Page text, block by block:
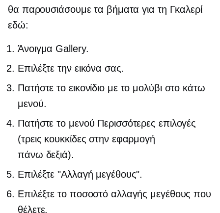
θα παρουσιάσουμε τα βήματα για τη Γκαλερί
εδώ:
Άνοιγμα Gallery.
Επιλέξτε την εικόνα σας.
Πατήστε το εικονίδιο με το μολύβι στο κάτω
μενού.
Πατήστε το μενού Περισσότερες επιλογές
(τρεις κουκκίδες στην εφαρμογή
πάνω δεξιά).
Επιλέξτε "Αλλαγή μεγέθους".
Επιλέξτε το ποσοστό αλλαγής μεγέθους που
θέλετε.